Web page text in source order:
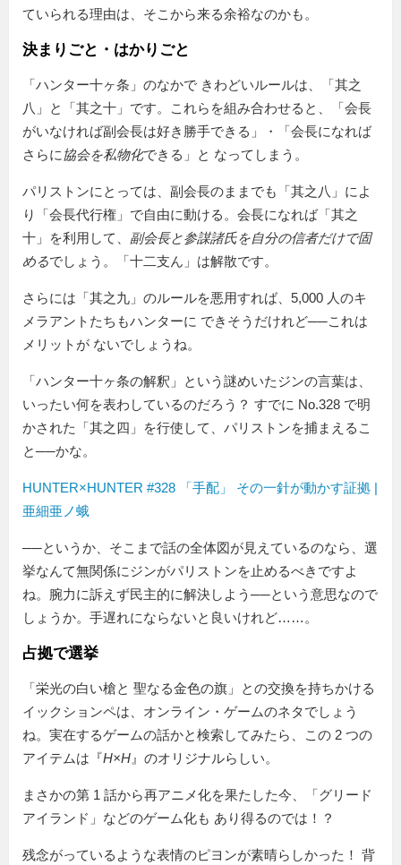
ていられる理由は、そこから来る余裕なのかも。
決まりごと・はかりごと
「ハンター十ヶ条」のなかで きわどいルールは、「其之
八」と「其之十」です。これらを組み合わせると、「会長
がいなければ副会長は好き勝手できる」・「会長になれば
さらに 協会を私物化できる」と なってしまう。
パリストンにとっては、副会長のままでも「其之八」によ
り
会長代行権
で自由に動ける。会長になれば「其之
十」を利用して、 副会長と参謀諸氏を自分の信者だけで固
めるでしょう。「十二支ん」は解散です。
さらには「其之九」のルールを悪用すれば、5,000 人のキ
メラアントたちもハンターに できそうだけれど──これは
メリットが ないでしょうね。
ハンター十ヶ条の解釈
という謎めいたジンの言葉は、
いったい何を表わしているのだろう？ すでに No.328 で明
かされた「其之四」を行使して、パリストンを捕まえるこ
と──かな。
HUNTER×HUNTER #328 「手配」 その一針が動かす証拠 |
亜細亜ノ蛾
──というか、そこまで話の全体図が見えているのなら、選
挙なんて無関係にジンがパリストンを止めるべきですよ
ね。腕力に訴えず民主的に解決しよう──という意思なので
しょうか。手遅れにならないと良いけれど……。
占拠で選挙
栄光の白い槍と 聖なる金色の旗
との交換を持ちかける
イックションペは、オンライン・ゲームのネタでしょう
ね。実在するゲームの話かと検索してみたら、この 2 つの
アイテムは『H×H 』のオリジナルらしい。
まさかの第 1 話から再アニメ化を果たした今、「グリード
アイランド」などのゲーム化も あり得るのでは！？
残念がっているような表情のピヨンが素晴らしかった！ 背